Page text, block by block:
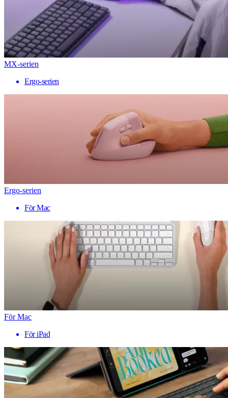
MX-serien
Ergo-serien
Ergo-serien
För Mac
För Mac
För iPad